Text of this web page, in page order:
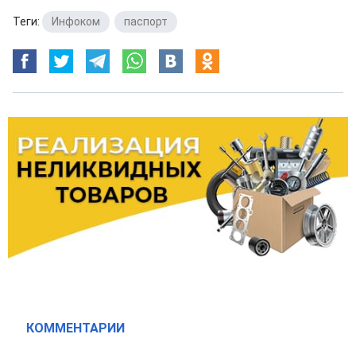
Теги: Инфоком паспорт
КОММЕНТАРИИ